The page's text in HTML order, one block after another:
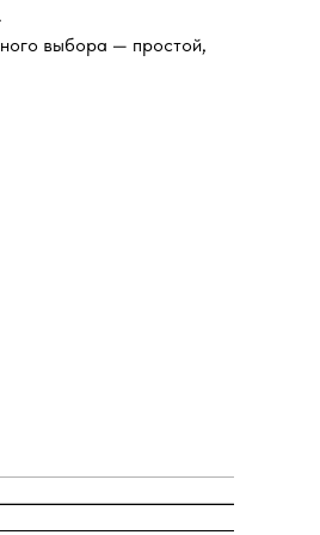
выбора — простой,